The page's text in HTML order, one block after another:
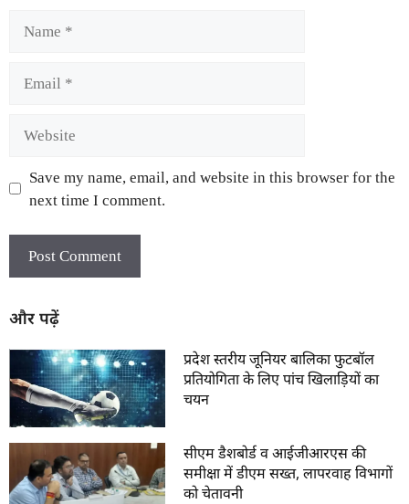
Save my name, email, and website in this browser for the
next time I comment.
और पढ़ें
प्रदेश स्तरीय जूनियर बालिका फुटबॉल
प्रतियोगिता के लिए पांच खिलाड़ियों का
चयन
सीएम डैशबोर्ड व आईजीआरएस की
समीक्षा में डीएम सख्त, लापरवाह विभागों
को चेतावनी